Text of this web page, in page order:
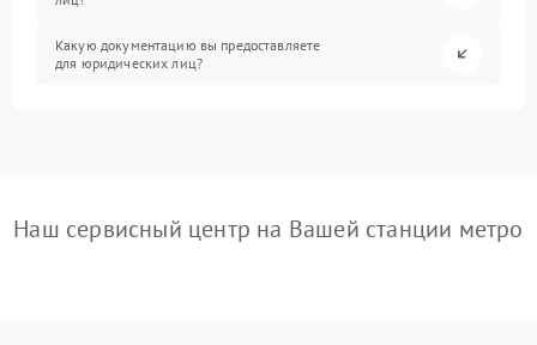
Какую документацию вы предоставляете
для юридических лиц?
Наш сервисный центр на Вашей станции метро